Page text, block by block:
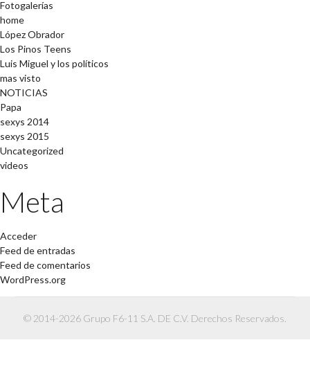
Fotogalerías
home
López Obrador
Los Pinos Teens
Luis Miguel y los políticos
mas visto
NOTICIAS
Papa
sexys 2014
sexys 2015
Uncategorized
videos
Meta
Acceder
Feed de entradas
Feed de comentarios
WordPress.org
© 2014-2026 Grupo F6-11 S.A. DE C.V. Derechos Reservados.